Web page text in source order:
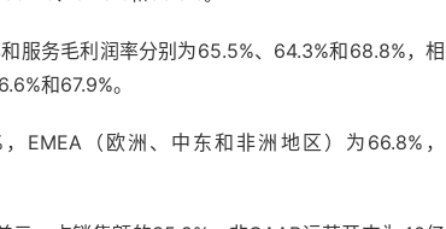
服务毛利润率分别为65.5%、64.3%和68.8%，相
和67.9%。
EMEA（欧洲、中东和非洲地区）为66.8%，